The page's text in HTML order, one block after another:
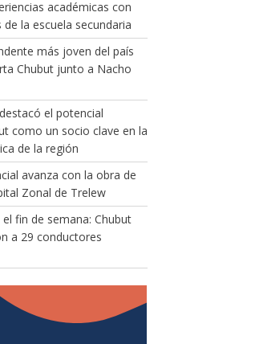
académicas con
la escuela secundaria
más joven del país
Chubut junto a Nacho
el potencial
como un socio clave en la
de la región
avanza con la obra de
Zonal de Trelew
fin de semana: Chubut
a 29 conductores